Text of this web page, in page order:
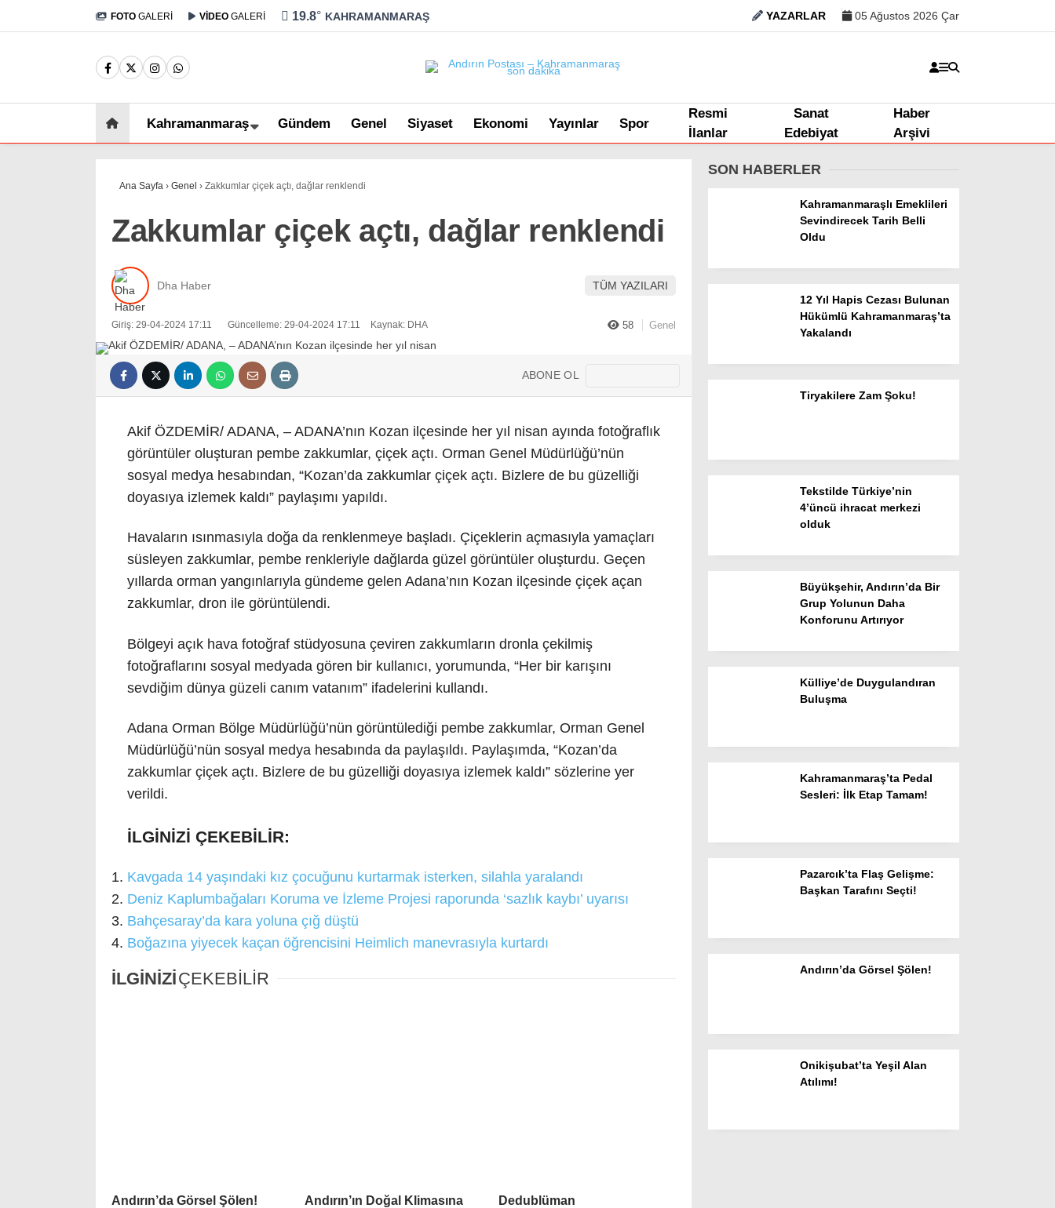
Kahramanmaraş
Genel
Spor
Haber Arşivi
FOTO GALERİ VİDEO GALERİ 19.8° KAHRAMANMARAŞ YAZARLAR 05 Ağustos 2026 Çar
Kahramanmaraş Gündem Genel Siyaset Ekonomi Yayınlar Spor
Resmi
İlanlar
Sanat
Edebiyat
Haber
Arşivi
Ana Sayfa › Genel › Zakkumlar çiçek açtı, dağlar renklendi
Zakkumlar çiçek açtı, dağlar renklendi
Dha Haber TÜM YAZILARI
Giriş: 29-04-2024 17:11 Güncelleme: 29-04-2024 17:11 Kaynak: DHA 58 Genel
ABONE OL
Akif ÖZDEMİR/ ADANA, – ADANA’nın Kozan ilçesinde her yıl nisan ayında fotoğraflık
görüntüler oluşturan pembe zakkumlar, çiçek açtı. Orman Genel Müdürlüğü’nün
sosyal medya hesabından, “Kozan’da zakkumlar çiçek açtı. Bizlere de bu güzelliği
doyasıya izlemek kaldı” paylaşımı yapıldı.
Havaların ısınmasıyla doğa da renklenmeye başladı. Çiçeklerin açmasıyla yamaçları
süsleyen zakkumlar, pembe renkleriyle dağlarda güzel görüntüler oluşturdu. Geçen
yıllarda orman yangınlarıyla gündeme gelen Adana’nın Kozan ilçesinde çiçek açan
zakkumlar, dron ile görüntülendi.
Bölgeyi açık hava fotoğraf stüdyosuna çeviren zakkumların dronla çekilmiş
fotoğraflarını sosyal medyada gören bir kullanıcı, yorumunda, “Her bir karışını
sevdiğim dünya güzeli canım vatanım” ifadelerini kullandı.
Adana Orman Bölge Müdürlüğü’nün görüntülediği pembe zakkumlar, Orman Genel
Müdürlüğü’nün sosyal medya hesabında da paylaşıldı. Paylaşımda, “Kozan’da
zakkumlar çiçek açtı. Bizlere de bu güzelliği doyasıya izlemek kaldı” sözlerine yer
verildi.
İLGİNİZİ ÇEKEBİLİR:
Kavgada 14 yaşındaki kız çocuğunu kurtarmak isterken, silahla yaralandı
Deniz Kaplumbağaları Koruma ve İzleme Projesi raporunda ‘sazlık kaybı’ uyarısı
Bahçesaray’da kara yoluna çığ düştü
Boğazına yiyecek kaçan öğrencisini Heimlich manevrasıyla kurtardı
İLGİNİZİÇEKEBİLİR
Andırın’da Görsel Şölen!
Andırın’ın Doğal Klimasına
Dedublüman
SON HABERLER
Kahramanmaraşlı Emeklileri
Sevindirecek Tarih Belli
Oldu
12 Yıl Hapis Cezası Bulunan
Hükümlü Kahramanmaraş’ta
Yakalandı
Tiryakilere Zam Şoku!
Tekstilde Türkiye’nin
4’üncü ihracat merkezi
olduk
Büyükşehir, Andırın’da Bir
Grup Yolunun Daha
Konforunu Artırıyor
Külliye’de Duygulandıran
Buluşma
Kahramanmaraş’ta Pedal
Sesleri: İlk Etap Tamam!
Pazarcık’ta Flaş Gelişme:
Başkan Tarafını Seçti!
Andırın’da Görsel Şölen!
Onikişubat’ta Yeşil Alan
Atılımı!